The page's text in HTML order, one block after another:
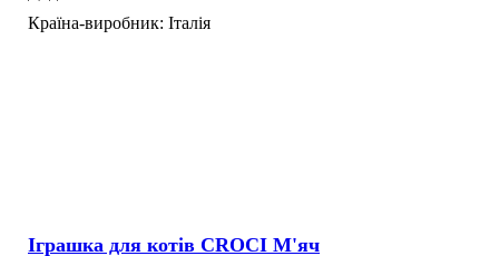
Країна-виробник: Італія
Іграшка для котів CROCI М'яч